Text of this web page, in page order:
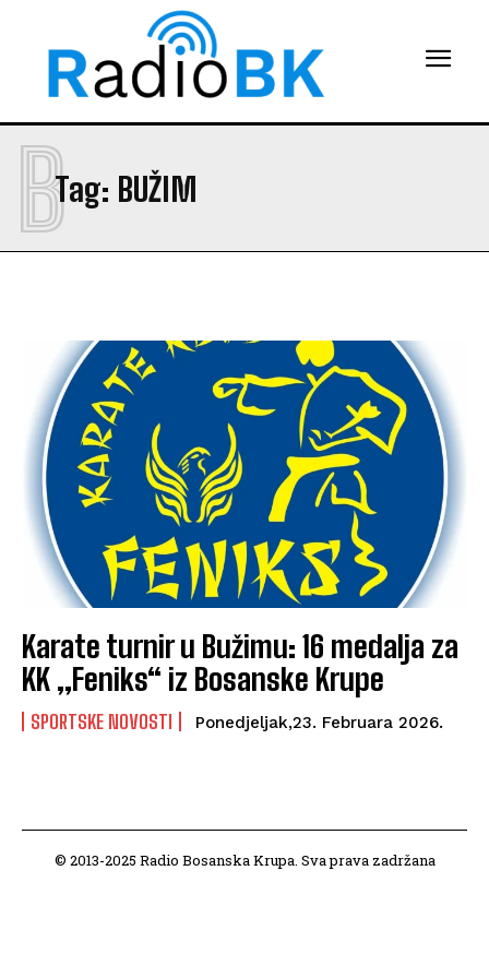
Tag: BUŽIM
B
Karate turnir u Bužimu: 16 medalja za
KK „Feniks“ iz Bosanske Krupe
SPORTSKE NOVOSTI Ponedjeljak,23. Februara 2026.
© 2013-2025 Radio Bosanska Krupa. Sva prava zadržana